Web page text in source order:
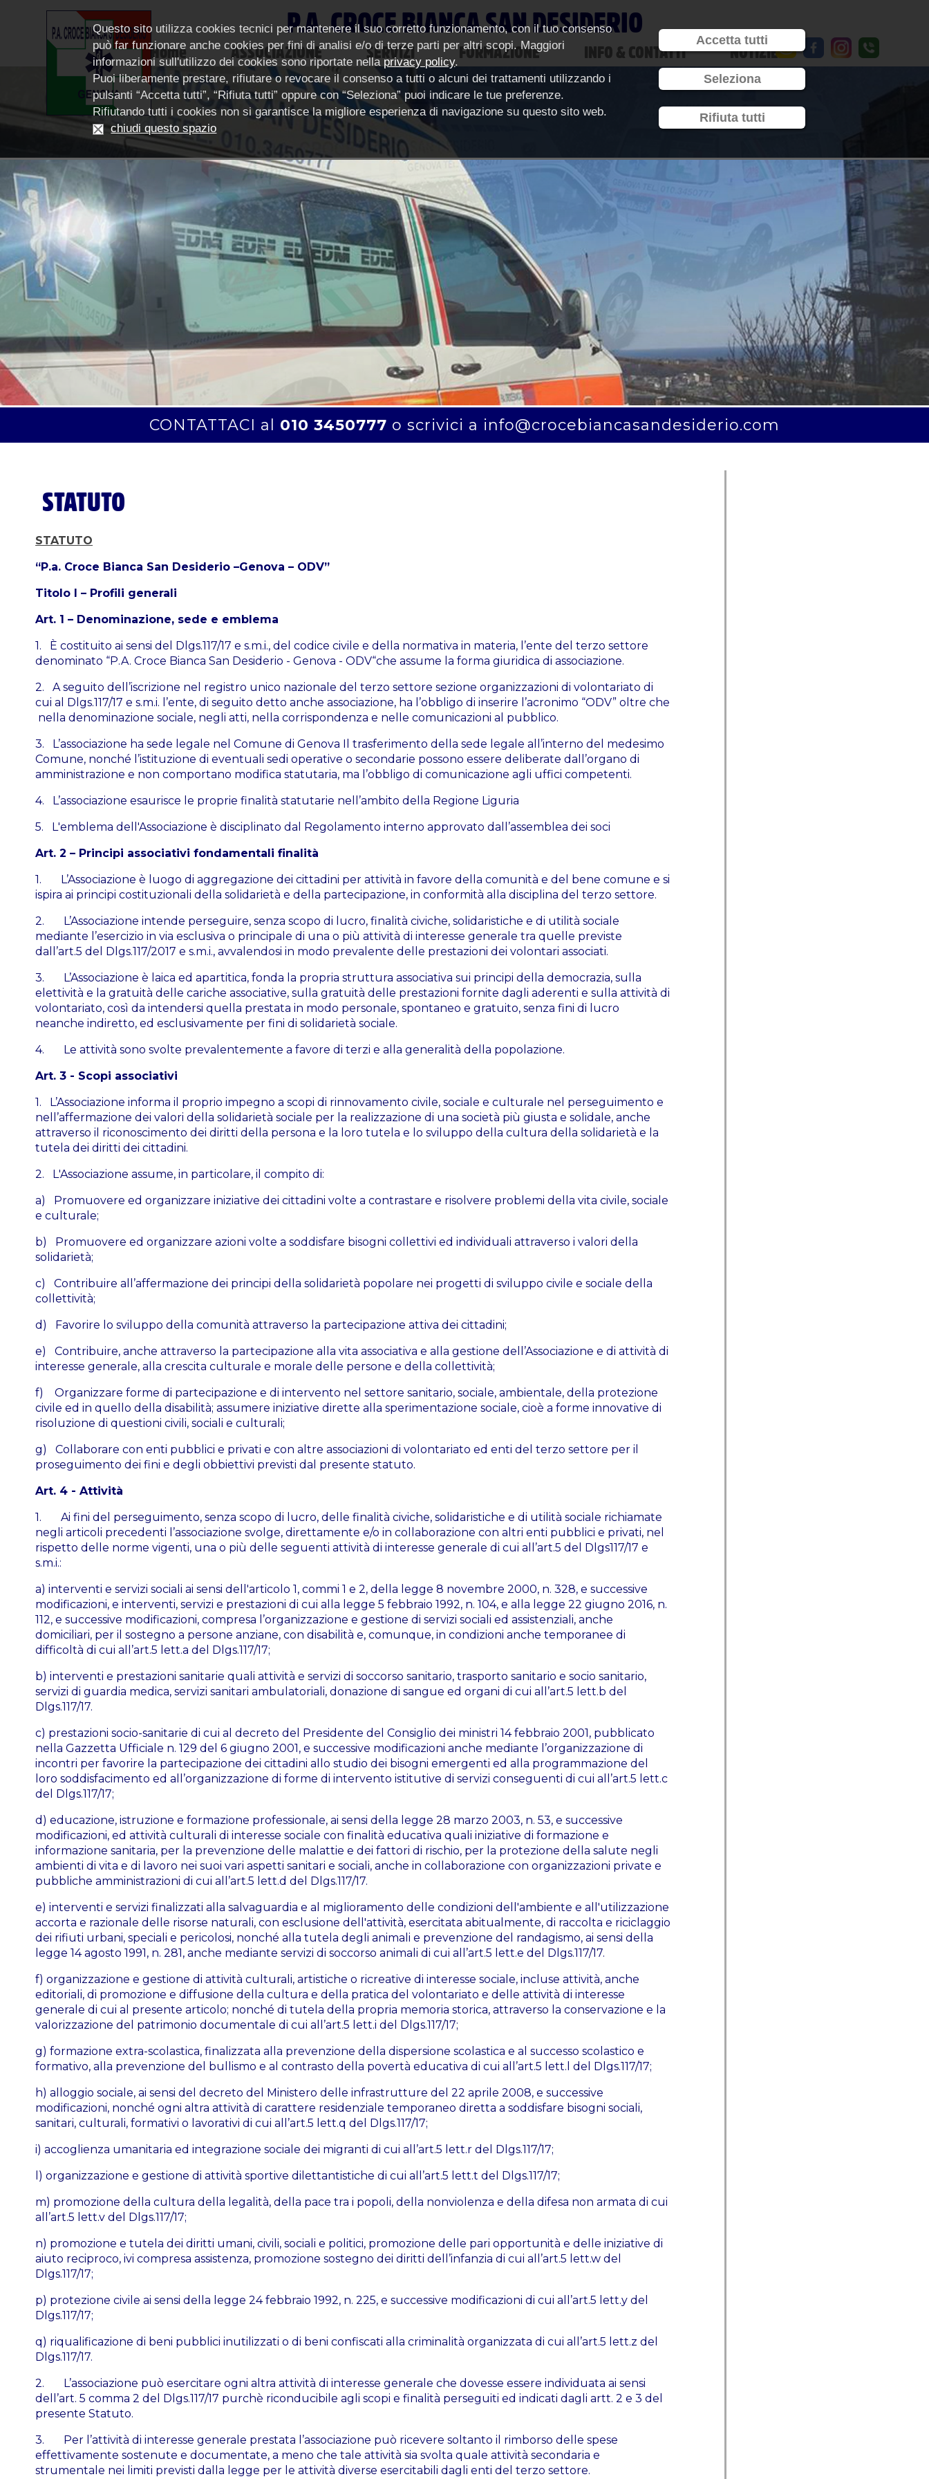
P.A. CROCE BIANCA SAN DESIDERIO
Home ASSOCIAZIONE SERVIZI FORMAZIONE INFO & CONTATTI NOTIZIE
CONTATTACI al 010 3450777 o scrivici a info@crocebiancasandesiderio.com
STATUTO
STATUTO
“P.a. Croce Bianca San Desiderio –Genova – ODV”
Titolo I – Profili generali
Art. 1 – Denominazione, sede e emblema
1. È costituito ai sensi del Dlgs.117/17 e s.m.i., del codice civile e della normativa in materia, l’ente del terzo settore
denominato “P.A. Croce Bianca San Desiderio - Genova - ODV“che assume la forma giuridica di associazione.
2. A seguito dell’iscrizione nel registro unico nazionale del terzo settore sezione organizzazioni di volontariato di
cui al Dlgs.117/17 e s.m.i. l’ente, di seguito detto anche associazione, ha l’obbligo di inserire l’acronimo “ODV” oltre che
nella denominazione sociale, negli atti, nella corrispondenza e nelle comunicazioni al pubblico.
3. L’associazione ha sede legale nel Comune di Genova Il trasferimento della sede legale all’interno del medesimo
Comune, nonché l’istituzione di eventuali sedi operative o secondarie possono essere deliberate dall’organo di
amministrazione e non comportano modifica statutaria, ma l’obbligo di comunicazione agli uffici competenti.
4. L’associazione esaurisce le proprie finalità statutarie nell’ambito della Regione Liguria
5. L'emblema dell'Associazione è disciplinato dal Regolamento interno approvato dall’assemblea dei soci
Art. 2 – Principi associativi fondamentali finalità
1. L’Associazione è luogo di aggregazione dei cittadini per attività in favore della comunità e del bene comune e si
ispira ai principi costituzionali della solidarietà e della partecipazione, in conformità alla disciplina del terzo settore.
2. L’Associazione intende perseguire, senza scopo di lucro, finalità civiche, solidaristiche e di utilità sociale
mediante l’esercizio in via esclusiva o principale di una o più attività di interesse generale tra quelle previste
dall’art.5 del Dlgs.117/2017 e s.m.i., avvalendosi in modo prevalente delle prestazioni dei volontari associati.
3. L’Associazione è laica ed apartitica, fonda la propria struttura associativa sui principi della democrazia, sulla
elettività e la gratuità delle cariche associative, sulla gratuità delle prestazioni fornite dagli aderenti e sulla attività di
volontariato, così da intendersi quella prestata in modo personale, spontaneo e gratuito, senza fini di lucro
neanche indiretto, ed esclusivamente per fini di solidarietà sociale.
4. Le attività sono svolte prevalentemente a favore di terzi e alla generalità della popolazione.
Art. 3 - Scopi associativi
1. L’Associazione informa il proprio impegno a scopi di rinnovamento civile, sociale e culturale nel perseguimento e
nell’affermazione dei valori della solidarietà sociale per la realizzazione di una società più giusta e solidale, anche
attraverso il riconoscimento dei diritti della persona e la loro tutela e lo sviluppo della cultura della solidarietà e la
tutela dei diritti dei cittadini.
2. L'Associazione assume, in particolare, il compito di:
a) Promuovere ed organizzare iniziative dei cittadini volte a contrastare e risolvere problemi della vita civile, sociale
e culturale;
b) Promuovere ed organizzare azioni volte a soddisfare bisogni collettivi ed individuali attraverso i valori della
solidarietà;
c) Contribuire all’affermazione dei principi della solidarietà popolare nei progetti di sviluppo civile e sociale della
collettività;
d) Favorire lo sviluppo della comunità attraverso la partecipazione attiva dei cittadini;
e) Contribuire, anche attraverso la partecipazione alla vita associativa e alla gestione dell’Associazione e di attività di
interesse generale, alla crescita culturale e morale delle persone e della collettività;
f) Organizzare forme di partecipazione e di intervento nel settore sanitario, sociale, ambientale, della protezione
civile ed in quello della disabilità; assumere iniziative dirette alla sperimentazione sociale, cioè a forme innovative di
risoluzione di questioni civili, sociali e culturali;
g) Collaborare con enti pubblici e privati e con altre associazioni di volontariato ed enti del terzo settore per il
proseguimento dei fini e degli obbiettivi previsti dal presente statuto.
Art. 4 - Attività
1. Ai fini del perseguimento, senza scopo di lucro, delle finalità civiche, solidaristiche e di utilità sociale richiamate
negli articoli precedenti l’associazione svolge, direttamente e/o in collaborazione con altri enti pubblici e privati, nel
rispetto delle norme vigenti, una o più delle seguenti attività di interesse generale di cui all’art.5 del Dlgs117/17 e
s.m.i.:
a) interventi e servizi sociali ai sensi dell'articolo 1, commi 1 e 2, della legge 8 novembre 2000, n. 328, e successive
modificazioni, e interventi, servizi e prestazioni di cui alla legge 5 febbraio 1992, n. 104, e alla legge 22 giugno 2016, n.
112, e successive modificazioni, compresa l’organizzazione e gestione di servizi sociali ed assistenziali, anche
domiciliari, per il sostegno a persone anziane, con disabilità e, comunque, in condizioni anche temporanee di
difficoltà di cui all’art.5 lett.a del Dlgs.117/17;
b) interventi e prestazioni sanitarie quali attività e servizi di soccorso sanitario, trasporto sanitario e socio sanitario,
servizi di guardia medica, servizi sanitari ambulatoriali, donazione di sangue ed organi di cui all’art.5 lett.b del
Dlgs.117/17.
c) prestazioni socio-sanitarie di cui al decreto del Presidente del Consiglio dei ministri 14 febbraio 2001, pubblicato
nella Gazzetta Ufficiale n. 129 del 6 giugno 2001, e successive modificazioni anche mediante l’organizzazione di
incontri per favorire la partecipazione dei cittadini allo studio dei bisogni emergenti ed alla programmazione del
loro soddisfacimento ed all’organizzazione di forme di intervento istitutive di servizi conseguenti di cui all’art.5 lett.c
del Dlgs.117/17;
d) educazione, istruzione e formazione professionale, ai sensi della legge 28 marzo 2003, n. 53, e successive
modificazioni, ed attività culturali di interesse sociale con finalità educativa quali iniziative di formazione e
informazione sanitaria, per la prevenzione delle malattie e dei fattori di rischio, per la protezione della salute negli
ambienti di vita e di lavoro nei suoi vari aspetti sanitari e sociali, anche in collaborazione con organizzazioni private e
pubbliche amministrazioni di cui all’art.5 lett.d del Dlgs.117/17.
e) interventi e servizi finalizzati alla salvaguardia e al miglioramento delle condizioni dell'ambiente e all'utilizzazione
accorta e razionale delle risorse naturali, con esclusione dell'attività, esercitata abitualmente, di raccolta e riciclaggio
dei rifiuti urbani, speciali e pericolosi, nonché alla tutela degli animali e prevenzione del randagismo, ai sensi della
legge 14 agosto 1991, n. 281, anche mediante servizi di soccorso animali di cui all’art.5 lett.e del Dlgs.117/17.
f) organizzazione e gestione di attività culturali, artistiche o ricreative di interesse sociale, incluse attività, anche
editoriali, di promozione e diffusione della cultura e della pratica del volontariato e delle attività di interesse
generale di cui al presente articolo; nonché di tutela della propria memoria storica, attraverso la conservazione e la
valorizzazione del patrimonio documentale di cui all’art.5 lett.i del Dlgs.117/17;
g) formazione extra-scolastica, finalizzata alla prevenzione della dispersione scolastica e al successo scolastico e
formativo, alla prevenzione del bullismo e al contrasto della povertà educativa di cui all’art.5 lett.l del Dlgs.117/17;
h) alloggio sociale, ai sensi del decreto del Ministero delle infrastrutture del 22 aprile 2008, e successive
modificazioni, nonché ogni altra attività di carattere residenziale temporaneo diretta a soddisfare bisogni sociali,
sanitari, culturali, formativi o lavorativi di cui all’art.5 lett.q del Dlgs.117/17;
i) accoglienza umanitaria ed integrazione sociale dei migranti di cui all’art.5 lett.r del Dlgs.117/17;
l) organizzazione e gestione di attività sportive dilettantistiche di cui all’art.5 lett.t del Dlgs.117/17;
m) promozione della cultura della legalità, della pace tra i popoli, della nonviolenza e della difesa non armata di cui
all’art.5 lett.v del Dlgs.117/17;
n) promozione e tutela dei diritti umani, civili, sociali e politici, promozione delle pari opportunità e delle iniziative di
aiuto reciproco, ivi compresa assistenza, promozione sostegno dei diritti dell’infanzia di cui all’art.5 lett.w del
Dlgs.117/17;
p) protezione civile ai sensi della legge 24 febbraio 1992, n. 225, e successive modificazioni di cui all’art.5 lett.y del
Dlgs.117/17;
q) riqualificazione di beni pubblici inutilizzati o di beni confiscati alla criminalità organizzata di cui all’art.5 lett.z del
Dlgs.117/17.
2. L’associazione può esercitare ogni altra attività di interesse generale che dovesse essere individuata ai sensi
dell’art. 5 comma 2 del Dlgs.117/17 purchè riconducibile agli scopi e finalità perseguiti ed indicati dagli artt. 2 e 3 del
presente Statuto.
3. Per l’attività di interesse generale prestata l’associazione può ricevere soltanto il rimborso delle spese
effettivamente sostenute e documentate, a meno che tale attività sia svolta quale attività secondaria e
strumentale nei limiti previsti dalla legge per le attività diverse esercitabili dagli enti del terzo settore.
Questo sito utilizza cookies tecnici per mantenere il suo corretto funzionamento, con il tuo consenso
può far funzionare anche cookies per fini di analisi e/o di terze parti per altri scopi. Maggiori
informazioni sull'utilizzo dei cookies sono riportate nellaprivacy policy.
Puoi liberamente prestare, rifiutare o revocare il consenso a tutti o alcuni dei trattamenti utilizzando i
pulsanti “Accetta tutti”, “Rifiuta tutti” oppure con “Seleziona” puoi indicare le tue preferenze.
Rifiutando tutti i cookies non si garantisce la migliore esperienza di navigazione su questo sito web.
chiudi questo spazio
Accetta tutti
Seleziona
Rifiuta tutti